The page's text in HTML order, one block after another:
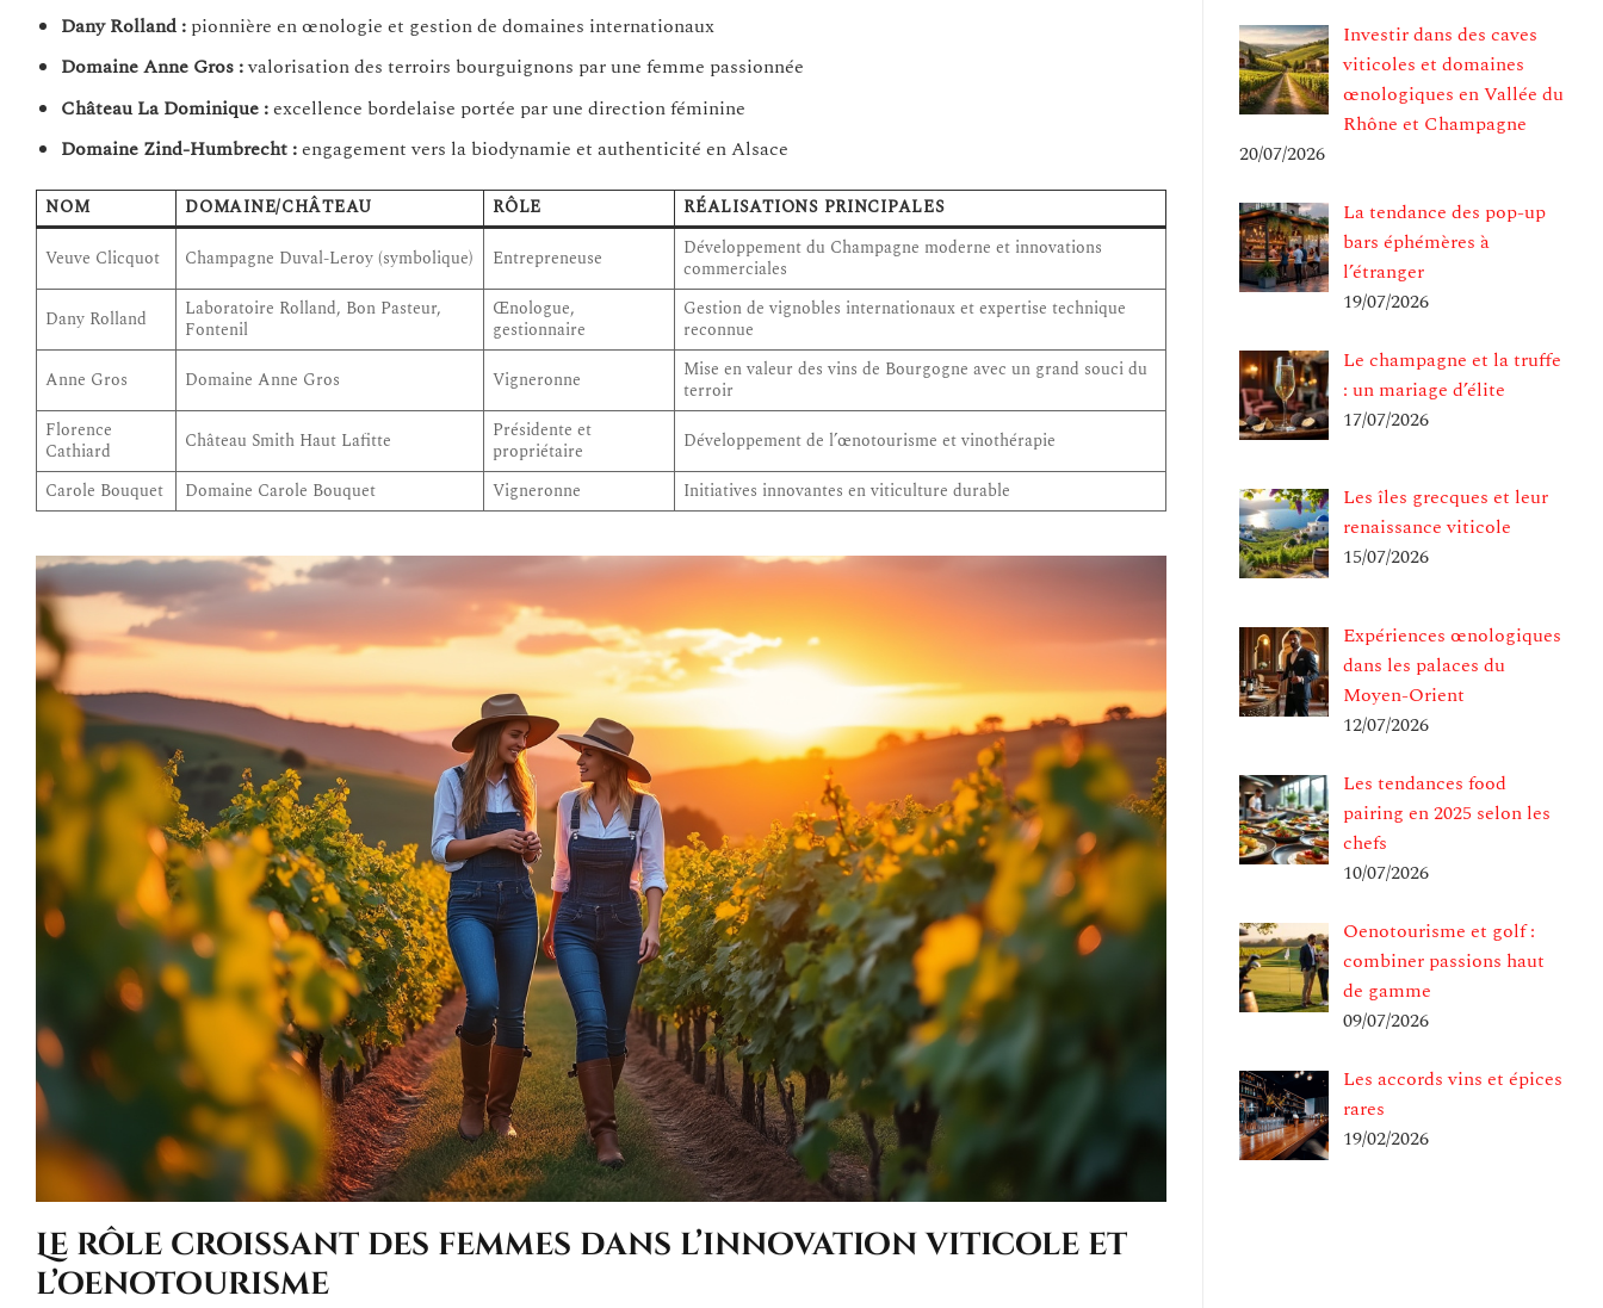
Dany Rolland :pionnière en œnologie et gestion de domaines internationaux
Domaine Anne Gros :valorisation des terroirs bourguignons par une femme passionnée
Château La Dominique :excellence bordelaise portée par une direction féminine
Domaine Zind-Humbrecht :engagement vers la biodynamie et authenticité en Alsace
NOM DOMAINE/CHÂTEAU RÔLE
RÉALISATIONS PRINCIPALES
Veuve Clicquot
Champagne Duval-Leroy (symbolique) Entrepreneuse
Développement du Champagne moderne et innovations
commerciales
Dany Rolland
Laboratoire Rolland, Bon Pasteur,
Fontenil
Œnologue,
gestionnaire
Gestion de vignobles internationaux et expertise technique
reconnue
Anne Gros
Domaine Anne Gros Vigneronne
Mise en valeur des vins de Bourgogne avec un grand souci du
terroir
Florence
Cathiard
Château Smith Haut Lafitte
Présidente et
propriétaire
Développement de l’œnotourisme et vinothérapie
Carole Bouquet
Domaine Carole Bouquet Vigneronne Initiatives innovantes en viticulture durable
Le rôle croissant des femmes dans l’innovation viticole et
l’oenotourisme
Investir dans des caves
viticoles et domaines
œnologiques en Vallée du
Rhône et Champagne
20/07/2026
La tendance des pop-up
bars éphémères à
l’étranger
19/07/2026
Le champagne et la truffe
: un mariage d’élite
17/07/2026
Les îles grecques et leur
renaissance viticole
15/07/2026
Expériences œnologiques
dans les palaces du
Moyen-Orient
12/07/2026
Les tendances food
pairing en 2025 selon les
chefs
10/07/2026
Oenotourisme et golf :
combiner passions haut
de gamme
09/07/2026
Les accords vins et épices
rares
19/02/2026